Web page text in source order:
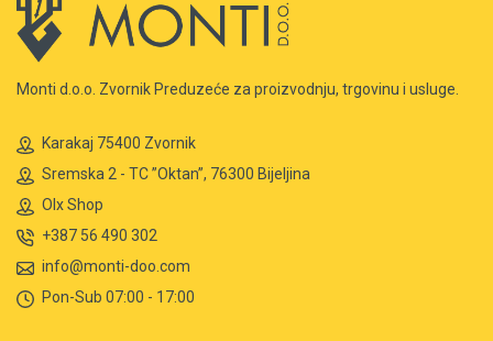
Monti d.o.o. Zvornik Preduzeće za proizvodnju, trgovinu i usluge.
Karakaj 75400 Zvornik
Sremska 2 - TC ”Oktan”, 76300 Bijeljina
Olx Shop
+387 56 490 302
info@monti-doo.com
Pon-Sub 07:00 - 17:00